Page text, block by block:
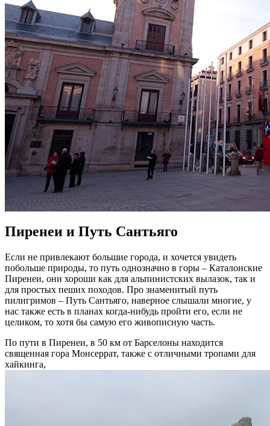
Пиренеи и Путь Сантьяго
Если не привлекают большие города, и хочется увидеть
побольше природы, то путь однозначно в горы – Каталонские
Пиренеи, они хороши как для альпинистских вылазок, так и
для простых пеших походов. Про знаменитый путь
пилигримов – Путь Сантьяго, наверное слышали многие, у
нас также есть в планах когда-нибудь пройти его, если не
целиком, то хотя бы самую его живописную часть.
По пути в Пиренеи, в 50 км от Барселоны находится
священная гора Монсеррат, также с отличными тропами для
хайкинга,